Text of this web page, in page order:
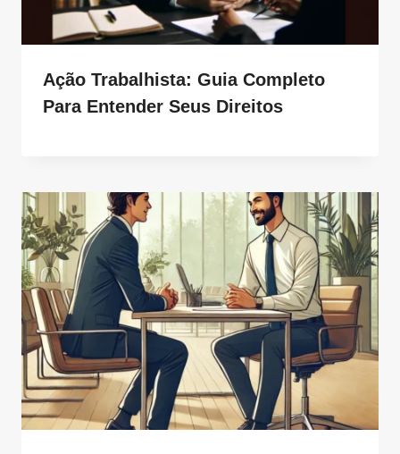
Ação Trabalhista: Guia Completo
Para Entender Seus Direitos